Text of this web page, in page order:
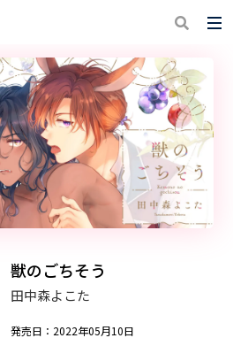
獣のごちそう
田中森よこた
発売日：2022年05月10日